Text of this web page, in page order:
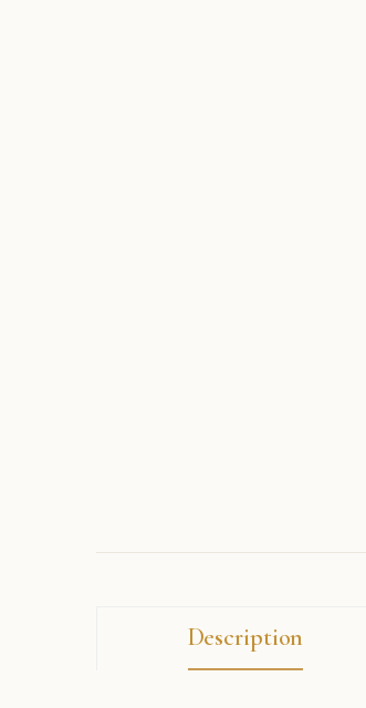
Description